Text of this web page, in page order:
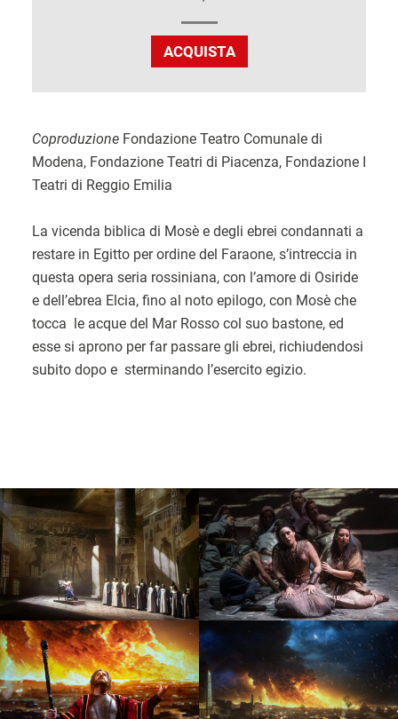
ACQUISTA
Coproduzione Fondazione Teatro Comunale di
Modena, Fondazione Teatri di Piacenza, Fondazione I
Teatri di Reggio Emilia
La vicenda biblica di Mosè e degli ebrei condannati a
restare in Egitto per ordine del Faraone, s’intreccia in
questa opera seria rossiniana, con l’amore di Osiride
e dell’ebrea Elcia, fino al noto epilogo, con Mosè che
tocca le acque del Mar Rosso col suo bastone, ed
esse si aprono per far passare gli ebrei, richiudendosi
subito dopo e sterminando l’esercito egizio.